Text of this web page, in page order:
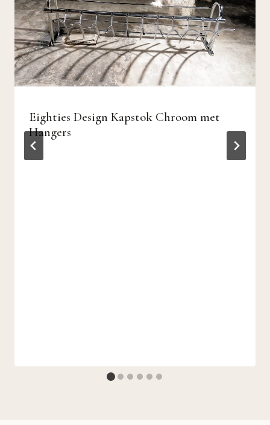
Eighties Design Kapstok Chroom met
Hangers